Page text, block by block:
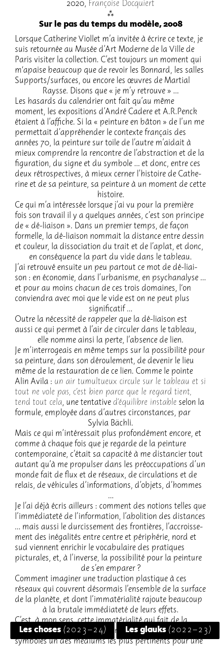
Les choses (2023-24) Les glauks (2022-23)
2020, Françoise Docquiert
Sur le pas du temps du modèle, 2008
Lorsque Cathe­rine Viol­let m’a invi­tée à écrire ce texte, je
suis retour­née au Musée d’Art Moderne de la Ville de
Paris visi­ter la collec­tion. C’est toujours un moment qui
m‘apaise beau­coup que de revoir les Bonnard, les salles
Supports/surfaces, ou encore les œuvres de Martial
Raysse. Disons que « je m’y retrouve » …
Les hasards du calen­drier ont fait qu’au même
moment, les expo­si­tions d’An­dré Cadere et A.R.Penck
étaient à l’af­fiche. Si la « pein­ture en bâton » de l’un me
permet­tait d’ap­pré­hen­der le contexte français des
années 70, la pein­ture sur toile de l’autre m’ai­dait à
mieux comprendre la rencontre de l’abs­trac­tion et de la
figu­ra­tion, du signe et du symbole … et donc, entre ces
deux rétros­pec­tives, à mieux cerner l’his­toire de Cathe­
rine et de sa pein­ture, sa pein­ture à un moment de cette
histoire.
Ce qui m’a inté­res­sée lorsque j’ai vu pour la première
fois son travail il y a quelques années, c’est son prin­cipe
de « dé-liai­son ». Dans un premier temps, de façon
formelle, la dé-liai­son nommait la distance entre dessin
et couleur, la disso­cia­tion du trait et de l’aplat, et donc,
en consé­quence la part du vide dans le tableau.
J’ai retrouvé ensuite un peu partout ce mot de dé-liai­
son : en écono­mie, dans l’ur­ba­nisme, en psycha­na­lyse …
et pour au moins chacun de ces trois domaines, l‘on
convien­dra avec moi que le vide est on ne peut plus
signi­fi­ca­tif …
Outre la néces­sité de rappe­ler que la dé-liai­son est
aussi ce qui permet à l’air de circu­ler dans le tableau,
elle nomme ainsi la perte, l’ab­sence de lien.
Je m’in­ter­ro­geais en même temps sur la possi­bi­lité pour
sa pein­ture, dans son dérou­le­ment, de deve­nir le lieu
même de la restau­ra­tion de ce lien. Comme le pointe
Alin Avila : un air tumul­tueux circule sur le tableau et si
tout ne vole pas, c’est bien parce que le regard tient,
tend tout cela, une tenta­tive d’équi­libre instable selon la
formule, employée dans d’autres circons­tances, par
Sylvia Bächli.
Mais ce qui m’in­té­res­sait plus profon­dé­ment encore, et
comme à chaque fois que je regarde de la pein­ture
contem­po­raine, c’était sa capa­cité à me distan­cier tout
autant qu’à me propul­ser dans les préoc­cu­pa­tions d’un
monde fait de flux et de réseaux, de circu­la­tions et de
relais, de véhi­cules d’in­for­ma­tions, d’objets, d’hommes
…
Je l’ai déjà écris ailleurs : comment des notions telles que
l’im­mé­dia­teté de l’in­for­ma­tion, l’abo­li­tion des distances
… mais aussi le durcis­se­ment des fron­tières, l’ac­crois­se­
ment des inéga­li­tés entre centre et péri­phé­rie, nord et
sud viennent enri­chir le voca­bu­laire des pratiques
pictu­rales, et, à l’in­verse, la possi­bi­lité pour la pein­ture
de s’en empa­rer ?
Comment imagi­ner une traduc­tion plas­tique à ces
réseaux qui couvrent désor­mais l’en­semble de la surface
de la planète, et dont l’im­ma­té­ria­lité rajoute beau­coup
à la brutale immé­dia­teté de leurs effets.
C’est, à mon sens, cette imma­té­ria­lité qui fait de la
pein­ture et de sa capa­cité à trans­for­mer des signes en
symboles un des médiums les plus perti­nents pour une